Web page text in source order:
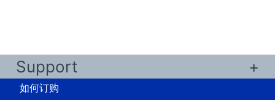
Support
如何订购